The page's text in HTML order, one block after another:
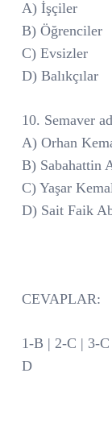
A) İşçiler
B) Öğrenciler
C) Evsizler
D) Balıkçılar
10. Semaver
A) Orhan
B) Sabahattin
C) Yaşar
D) Sait Faik
CEVAPLAR:
1-B | 2-C | 3-
D